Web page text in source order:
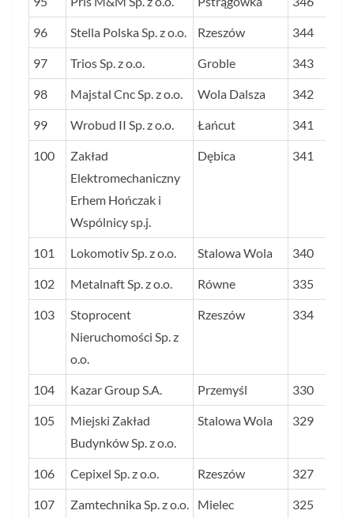
96 Stella Polska Sp. z o.o. Rzeszów 344
97 Trios Sp. z o.o. Groble 343
98 Majstal Cnc Sp. z o.o. Wola Dalsza 342
99 Wrobud II Sp. z o.o. Łańcut 341
100
Zakład
Elektromechaniczny
Erhem Hończak i
Wspólnicy sp.j.
Dębica 341
101 Lokomotiv Sp. z o.o. Stalowa Wola 340
102 Metalnaft Sp. z o.o. Równe 335
103
Stoprocent
Nieruchomości Sp. z
o.o.
Rzeszów 334
104 Kazar Group S.A. Przemyśl 330
105
Miejski Zakład
Budynków Sp. z o.o.
Stalowa Wola 329
106 Cepixel Sp. z o.o. Rzeszów 327
107 Zamtechnika Sp. z o.o. Mielec 325